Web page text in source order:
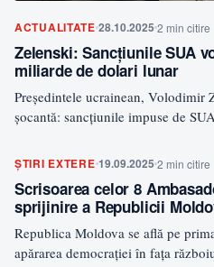
ACTUALITATE 28.10.2025 2 min citire
Zelenski: Sancțiunile SUA
miliarde de dolari lunar
Președintele ucrainean, Volodimir
șocantă: sancțiunile impuse de
ȘTIRI EXTERE 19.09.2025 2 min citire
Scrisoarea celor 8
sprijinire a Republicii
Republica Moldova se află pe
apărarea democrației în fața